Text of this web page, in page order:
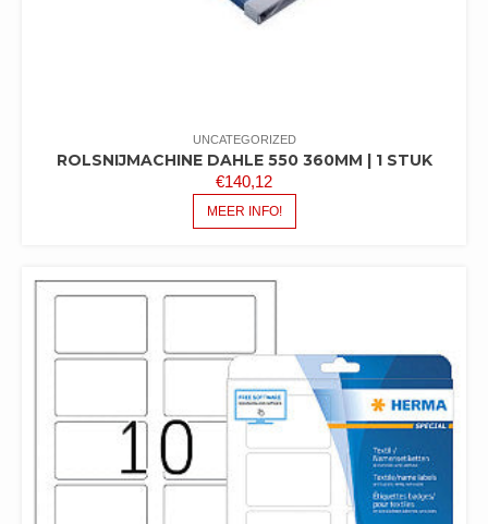
UNCATEGORIZED
ROLSNIJMACHINE DAHLE 550 360MM | 1 STUK
€140,12
MEER INFO!